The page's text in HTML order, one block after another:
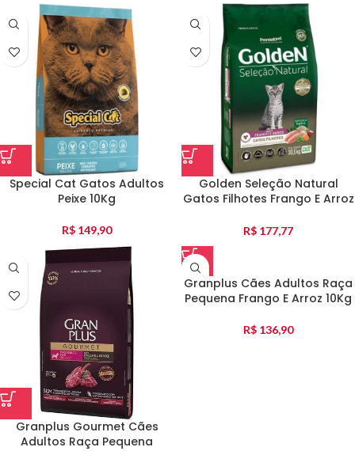
Special Cat Gatos Adultos
Peixe 10Kg
R$ 149,90
Golden Seleção Natural
Gatos Filhotes Frango E Arroz
R$ 177,77
Granplus Gourmet Cães
Adultos Raça Pequena
Granplus Cães Adultos Raça
Pequena Frango E Arroz 10Kg
R$ 136,90